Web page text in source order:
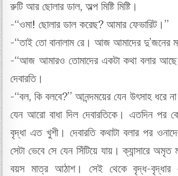
রুটি আর ছোলার ডাল, অল্প মিষ্টি মিষ্টি।
-“ওমা! ছোলার ডাল করেছ? আমার ফেভারিট।”
-“তাই তো বানালাম রে। আজ আমাদের দু’জনের
-“আজ আমার‌ও তোমাদের একটা কথা বলার
দেবারতি।
-“বল, কি বলবে?” আনন্দময়ের যেন উৎসাহ ধরে
যেন আরো বাধা দিল দেবারতিকে। এতদিন পর
বৃদ্ধা এত খুশী। দেবারতি কথাটা বলার পর
সেটা ভেবে সে যেন সিঁটিয়ে যায়। ক্যান্সারে অমৃত
বয়স মাত্র আঠাশ। সেই থেকে বৃদ্ধ-